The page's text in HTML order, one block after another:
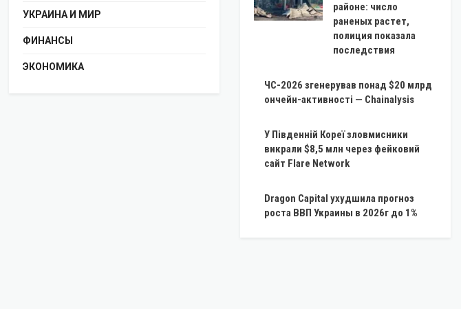
УКРАИНА И МИР
ФИНАНСЫ
ЭКОНОМИКА
районе: число
раненых растет,
полиция показала
последствия
ЧС-2026 згенерував понад $20 млрд
ончейн-активності — Chainalysis
У Південній Кореї зловмисники
викрали $8,5 млн через фейковий
сайт Flare Network
Dragon Capital ухудшила прогноз
роста ВВП Украины в 2026г до 1%